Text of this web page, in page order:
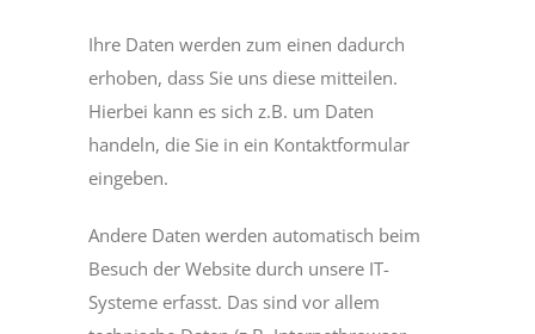
Ihre Daten werden zum einen dadurch
erhoben, dass Sie uns diese mitteilen.
Hierbei kann es sich z.B. um Daten
handeln, die Sie in ein Kontaktformular
eingeben.
Andere Daten werden automatisch beim
Besuch der Website durch unsere IT-
Systeme erfasst. Das sind vor allem